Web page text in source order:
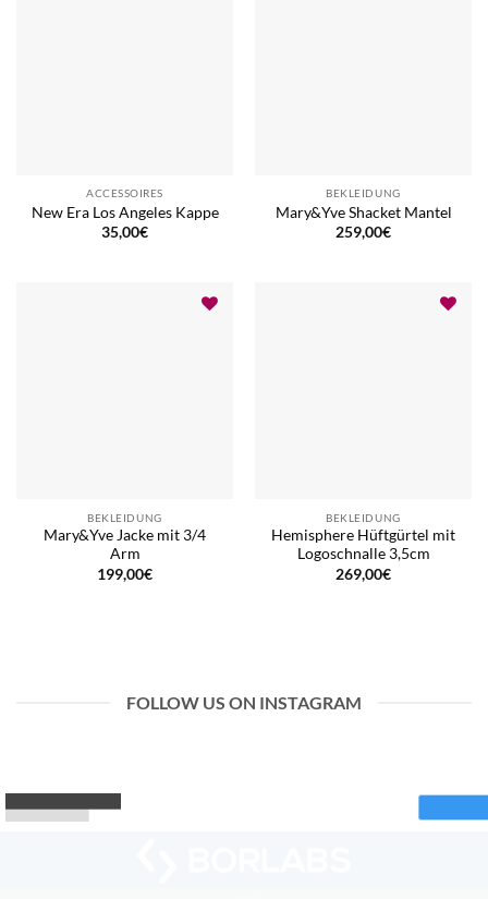
ACCESSOIRES
New Era Los Angeles Kappe
35,00€
BEKLEIDUNG
Mary&Yve Shacket Mantel
259,00€
BEKLEIDUNG
Mary&Yve Jacke mit 3/4
Arm
199,00€
BEKLEIDUNG
Hemisphere Hüftgürtel mit
Logoschnalle 3,5cm
269,00€
FOLLOW US ON INSTAGRAM